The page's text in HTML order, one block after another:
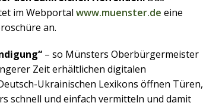
im Webportal www.muenster.de eine
an.
– so Münsters Oberbürgermeister
Zeit erhältlichen digitalen
Ukrainischen Lexikons öffnen Türen,
schnell und einfach vermitteln und damit